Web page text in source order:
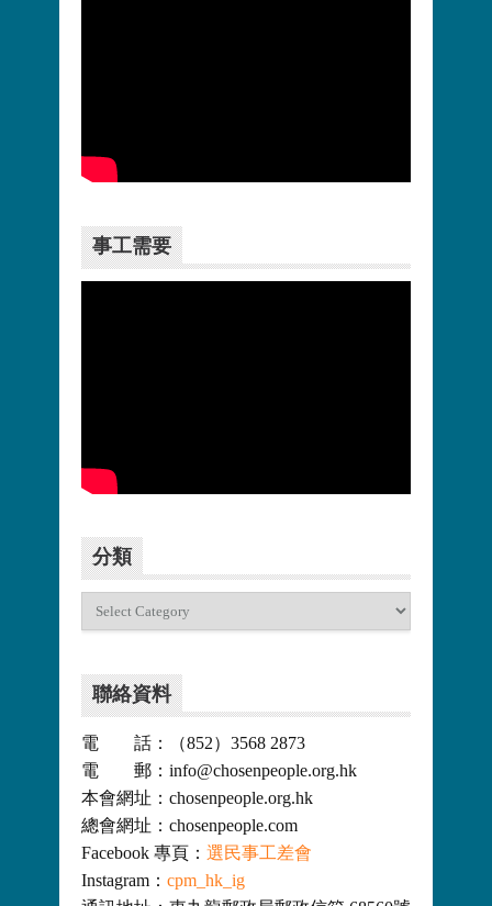
事工需要
分類
聯絡資料
電 話：（852）3568 2873
電 郵：info@chosenpeople.org.hk
本會網址：chosenpeople.org.hk
總會網址：chosenpeople.com
Facebook 專頁： 選民事工差會
Instagram： cpm_hk_ig